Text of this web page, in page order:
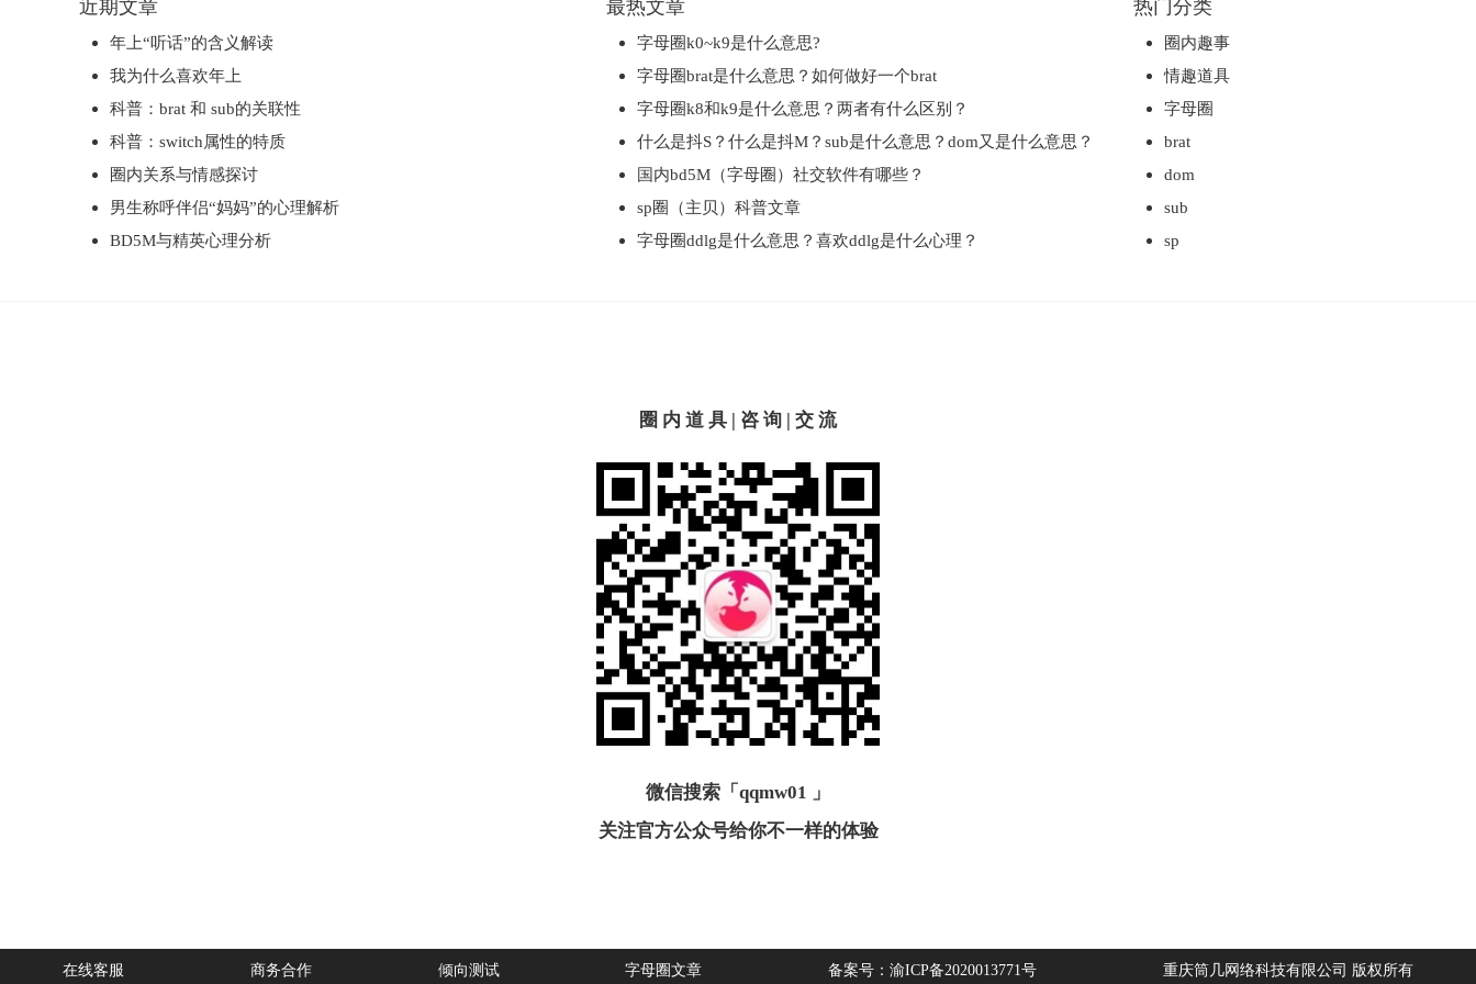
近期文章
年上“听话”的含义解读
我为什么喜欢年上
科普：brat 和 sub的关联性
科普：switch属性的特质
圈内关系与情感探讨
男生称呼伴侣“妈妈”的心理解析
BD5M与精英心理分析
最热文章
字母圈k0~k9是什么意思?
字母圈brat是什么意思？如何做好一个brat
字母圈k8和k9是什么意思？两者有什么区别？
什么是抖S？什么是抖M？sub是什么意思？dom又是什么意思？
国内bd5M（字母圈）社交软件有哪些？
sp圈（主贝）科普文章
字母圈ddlg是什么意思？喜欢ddlg是什么心理？
热门分类
圈内趣事
情趣道具
字母圈
brat
dom
sub
sp
圈 内 道 具 | 咨 询 | 交 流
微信搜索「qqmw01 」
关注官方公众号给你不一样的体验
在线客服 商务合作 倾向测试 字母圈文章 备案号：渝ICP备2020013771号 重庆筒几网络科技有限公司 版权所有